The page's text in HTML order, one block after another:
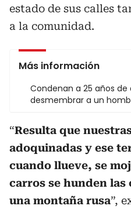
estado de sus calles
a la comunidad.
Más información
Condenan a 25 años
desmembrar a un
“Resulta que
adoquinadas y ese
cuando llueve, se
carros se hunden las
una montaña rusa”,